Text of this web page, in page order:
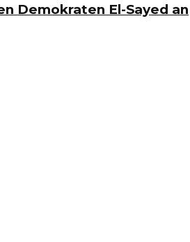
Demokraten El-Sayed an